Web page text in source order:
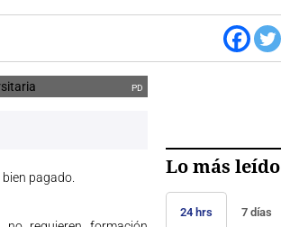
PD
pagado. Lo más leído
24 hrs 7 días